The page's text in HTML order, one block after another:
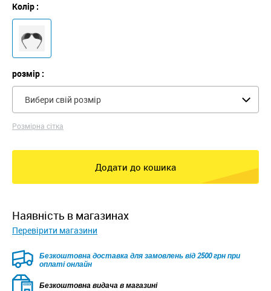
Колір :
розмір :
Вибери свій розмір
Розмірна сітка
Додати до кошика
наявність в магазинах
Перевірити магазини
Безкоштовна доставка для замовлень від 2500 грн при
оплаті онлайн
Безкоштовна видача в магазині